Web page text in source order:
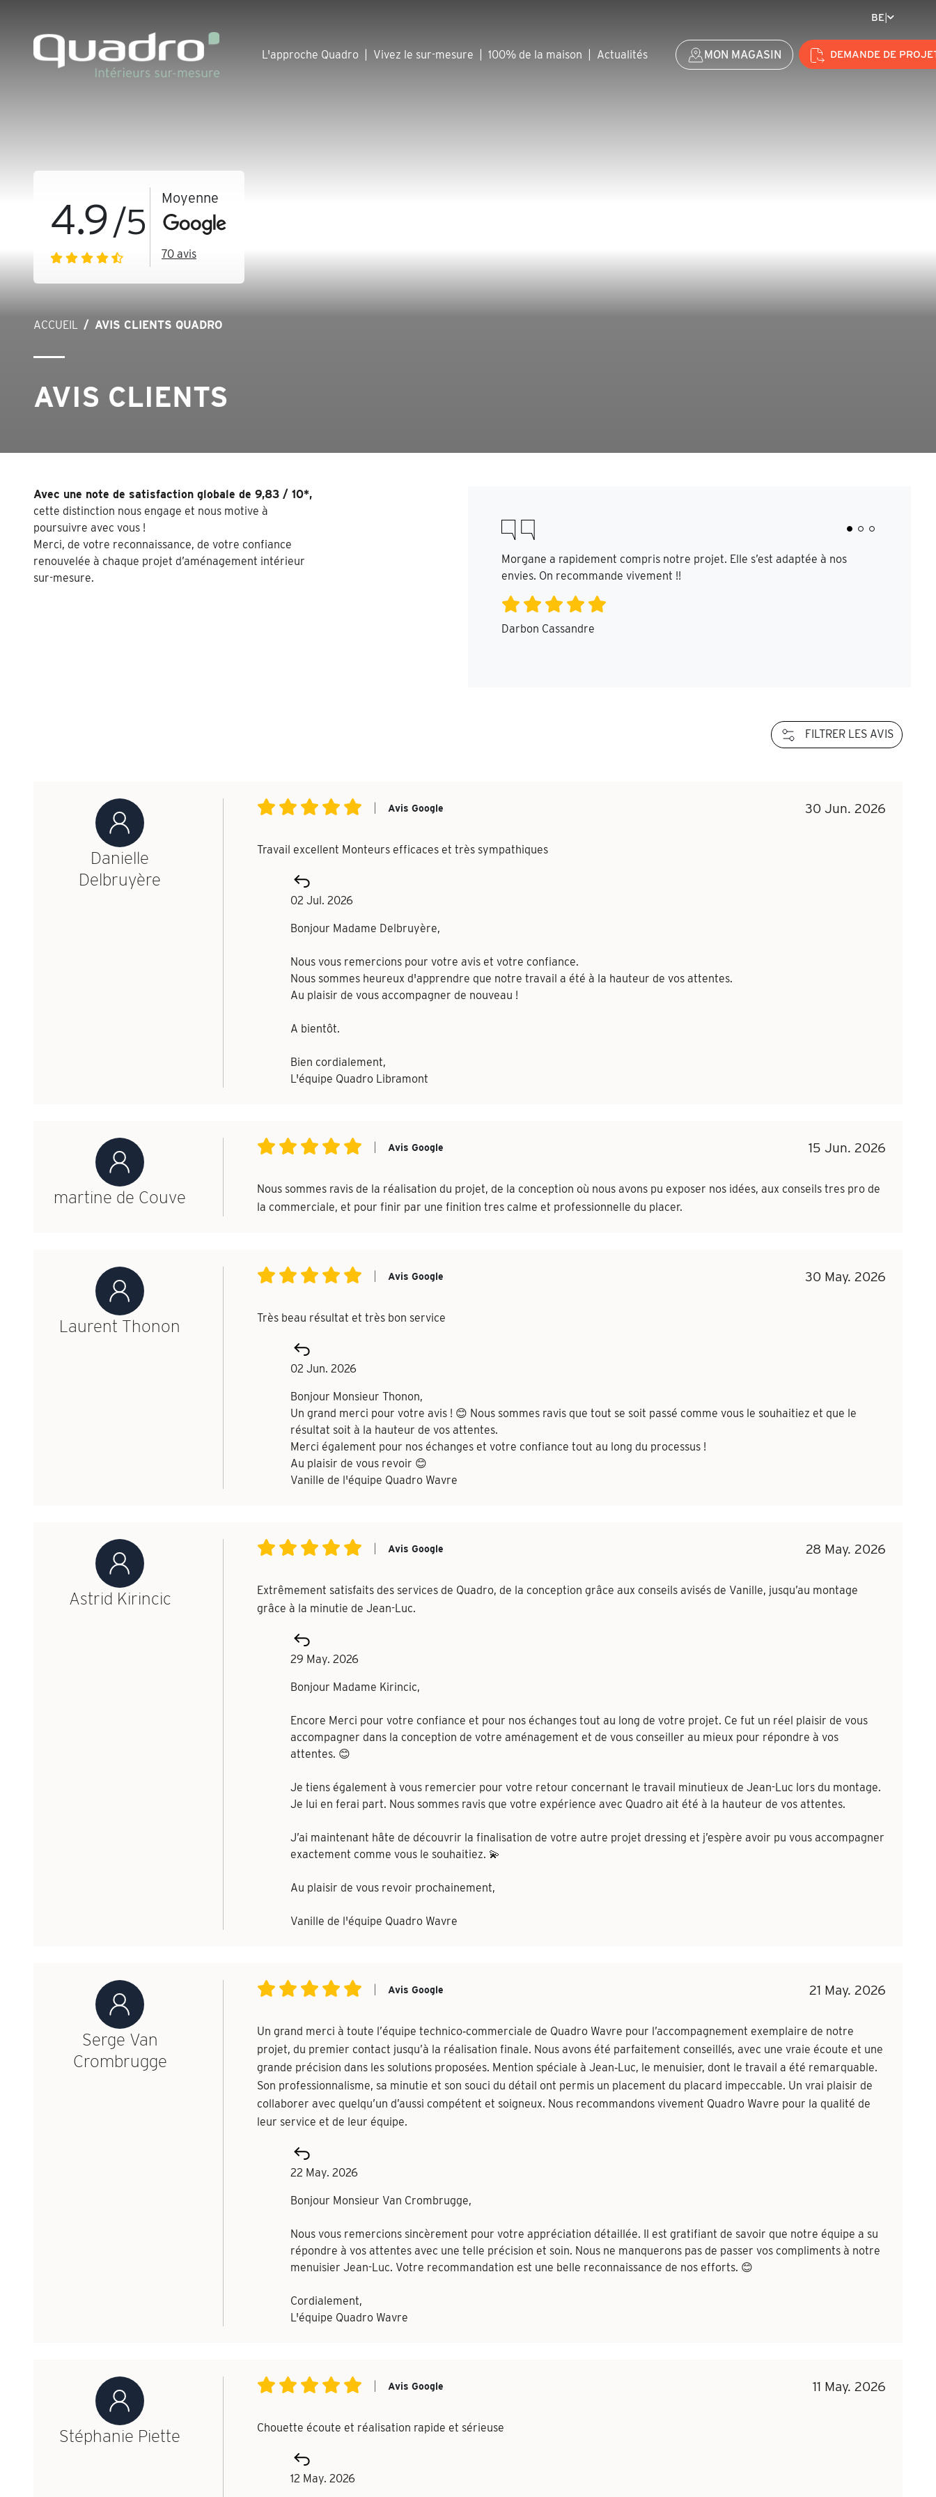
BE|
L'approche Quadro Vivez le sur-mesure 100% de la maison Actualités MON MAGASIN DEMANDE DE
4.9/5
Moyenne
70 avis
ACCUEIL AVIS CLIENTS QUADRO
AVIS CLIENTS
Avec une note de satisfaction globale de 9,83 / 10*,
cette distinction nous engage et nous motive à
poursuivre avec vous !
Merci, de votre reconnaissance, de votre confiance
renouvelée à chaque projet d’aménagement intérieur
sur-mesure.
Morgane a rapidement compris notre projet. Elle s’est adaptée à nos
envies. On recommande vivement !!
Darbon Cassandre
FILTRER LES AVIS
Danielle
Delbruyère
Avis Google 30 Jun. 2026
Travail excellent Monteurs efficaces et très sympathiques
02 Jul. 2026
Bonjour Madame Delbruyère,
Nous vous remercions pour votre avis et votre confiance.
Nous sommes heureux d'apprendre que notre travail a été à la hauteur de vos attentes.
Au plaisir de vous accompagner de nouveau !
A bientôt.
Bien cordialement,
L'équipe Quadro Libramont
martine de Couve
Avis Google 15 Jun. 2026
Nous sommes ravis de la réalisation du projet, de la conception où nous avons pu exposer nos idées, aux conseils tres pro de
la commerciale, et pour finir par une finition tres calme et professionnelle du placer.
Laurent Thonon
Avis Google 30 May. 2026
Très beau résultat et très bon service
02 Jun. 2026
Bonjour Monsieur Thonon,
Un grand merci pour votre avis ! 😊 Nous sommes ravis que tout se soit passé comme vous le souhaitiez et que le
résultat soit à la hauteur de vos attentes.
Merci également pour nos échanges et votre confiance tout au long du processus !
Au plaisir de vous revoir 😊
Vanille de l'équipe Quadro Wavre
Astrid Kirincic
Avis Google 28 May. 2026
Extrêmement satisfaits des services de Quadro, de la conception grâce aux conseils avisés de Vanille, jusqu’au montage
grâce à la minutie de Jean-Luc.
29 May. 2026
Bonjour Madame Kirincic,
Encore Merci pour votre confiance et pour nos échanges tout au long de votre projet. Ce fut un réel plaisir de vous
accompagner dans la conception de votre aménagement et de vous conseiller au mieux pour répondre à vos
attentes. 😊
Je tiens également à vous remercier pour votre retour concernant le travail minutieux de Jean-Luc lors du montage.
Je lui en ferai part. Nous sommes ravis que votre expérience avec Quadro ait été à la hauteur de vos attentes.
J’ai maintenant hâte de découvrir la finalisation de votre autre projet dressing et j’espère avoir pu vous accompagner
exactement comme vous le souhaitiez. 💫
Au plaisir de vous revoir prochainement,
Vanille de l'équipe Quadro Wavre
Serge Van
Crombrugge
Avis Google 21 May. 2026
Un grand merci à toute l’équipe technico‑commerciale de Quadro Wavre pour l’accompagnement exemplaire de notre
projet, du premier contact jusqu’à la réalisation finale. Nous avons été parfaitement conseillés, avec une vraie écoute et une
grande précision dans les solutions proposées. Mention spéciale à Jean‑Luc, le menuisier, dont le travail a été remarquable.
Son professionnalisme, sa minutie et son souci du détail ont permis un placement du placard impeccable. Un vrai plaisir de
collaborer avec quelqu’un d’aussi compétent et soigneux. Nous recommandons vivement Quadro Wavre pour la qualité de
leur service et de leur équipe.
22 May. 2026
Bonjour Monsieur Van Crombrugge,
Nous vous remercions sincèrement pour votre appréciation détaillée. Il est gratifiant de savoir que notre équipe a su
répondre à vos attentes avec une telle précision et soin. Nous ne manquerons pas de passer vos compliments à notre
menuisier Jean-Luc. Votre recommandation est une belle reconnaissance de nos efforts. 😊
Cordialement,
L'équipe Quadro Wavre
Stéphanie Piette
Avis Google 11 May. 2026
Chouette écoute et réalisation rapide et sérieuse
12 May. 2026